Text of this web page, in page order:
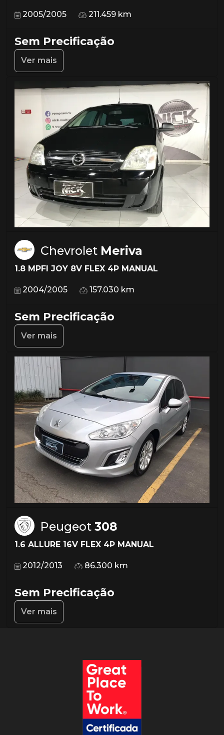
2005/2005 211.459 km
Sem Precificação
Ver mais
Chevrolet Meriva
1.8 MPFI JOY 8V FLEX 4P MANUAL
2004/2005 157.030 km
Sem Precificação
Ver mais
Peugeot 308
1.6 ALLURE 16V FLEX 4P MANUAL
2012/2013 86.300 km
Sem Precificação
Ver mais